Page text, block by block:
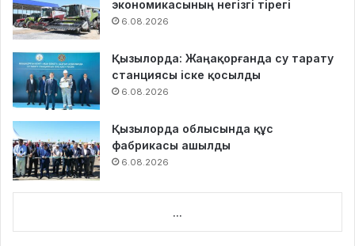
экономикасының негізгі тірегі
6.08.2026
Қызылорда: Жаңақорғанда су тарату
станциясы іске қосылды
6.08.2026
Қызылорда облысында құс
фабрикасы ашылды
6.08.2026
...